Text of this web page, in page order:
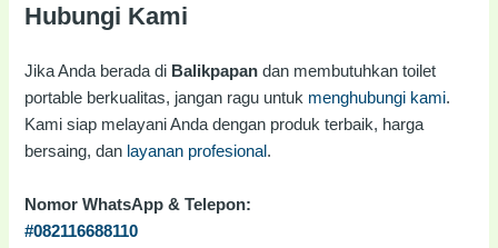
Hubungi Kami
Jika Anda berada di Balikpapan dan membutuhkan toilet
portable berkualitas, jangan ragu untuk menghubungi kami.
Kami siap melayani Anda dengan produk terbaik, harga
bersaing, dan layanan profesional.
Nomor WhatsApp & Telepon:
#082116688110